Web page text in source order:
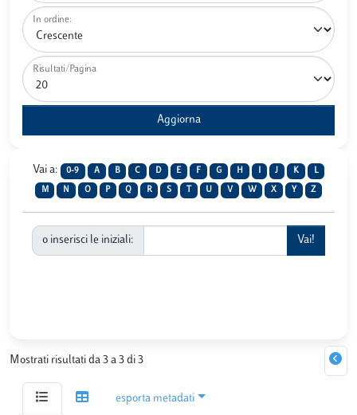
In ordine:
Risultati/Pagina
Vai a: 0-9 A B C D E F G H J K L
M N O P Q R S U V W X Y Z
o inserisci le iniziali:
Mostrati risultati da 3 a 3 di 3
esporta metadati